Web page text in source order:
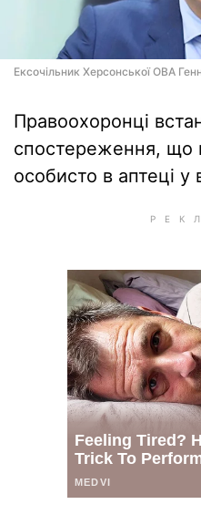
Ексочільник Херсонської ОВА
Правоохоронці
спостереження, що
особисто в аптеці у